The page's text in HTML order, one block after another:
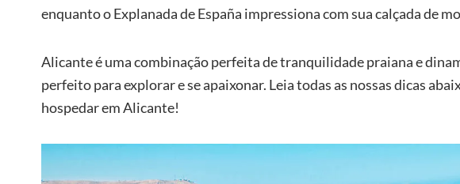
enquanto o Explanada de España impressiona com sua calçada de
Alicante é uma combinação perfeita de tranquilidade praiana e
perfeito para explorar e se apaixonar. Leia todas as nossas dicas
hospedar em Alicante!